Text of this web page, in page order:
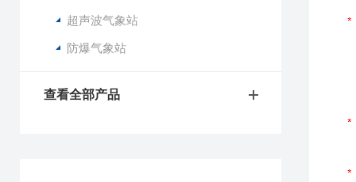
超声波气象站
防爆气象站
查看全部产品